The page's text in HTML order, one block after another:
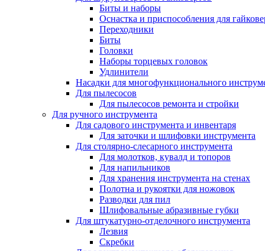
Биты и наборы
Оснастка и приспособления для
Переходники
Биты
Головки
Наборы торцевых головок
Удлинители
Насадки для многофункционального
Для пылесосов
Для пылесосов ремонта и стройки
Для ручного инструмента
Для садового инструмента и инвентаря
Для заточки и шлифовки инструмента
Для столярно-слесарного инструмента
Для молотков, кувалд и топоров
Для напильников
Для хранения инструмента на стенах
Полотна и рукоятки для ножовок
Разводки для пил
Шлифовальные абразивные губки
Для штукатурно-отделочного инструмента
Лезвия
Скребки